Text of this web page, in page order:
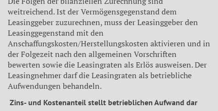
weitreichend. Ist der Vermögensgegenstand dem
Leasinggeber zuzurechnen, muss der Leasinggeber den
Leasinggegenstand mit den
Anschaffungskosten/Herstellungskosten aktivieren und in
der Folgezeit nach den allgemeinen Vorschriften
bewerten sowie die Leasingraten als Erlös ausweisen. Der
Leasingnehmer darf die Leasingraten als betriebliche
Aufwendungen behandeln.
Zins- und Kostenanteil stellt betrieblichen Aufwand dar